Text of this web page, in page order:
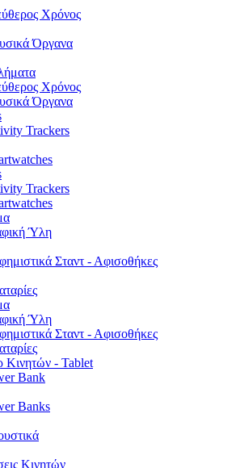
Χρόνος
Όργανα
Χρόνος
Όργανα
Trackers
Trackers
Ύλη
Σταντ - Αφισοθήκες
Ύλη
Σταντ - Αφισοθήκες
Κινητών - Tablet
Bank
Banks
Κινητών